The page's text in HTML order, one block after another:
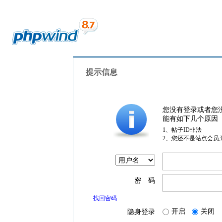
提示信息
您没有登录或者您
能有如下几个原因
1、帖子ID非法
2、您还不是站点会员
密 码
找回密码
隐身登录 开启 关闭